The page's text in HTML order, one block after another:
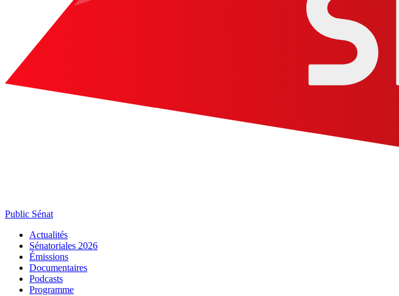
Public Sénat
Actualités
Sénatoriales 2026
Émissions
Documentaires
Podcasts
Programme